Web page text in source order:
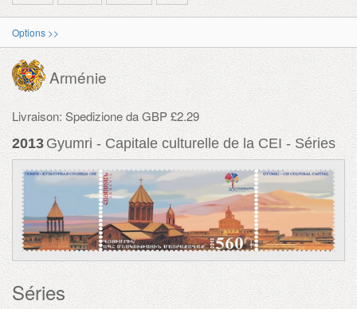
Options >>
Arménie
Livraison: Spedizione da GBP £2.29
2013 Gyumri - Capitale culturelle de la CEI - Séries
Séries